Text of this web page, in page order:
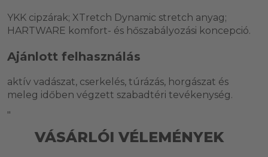
YKK cipzárak; XTretch Dynamic stretch anyag;
HARTWARE komfort- és hőszabályozási koncepció.
Ajánlott felhasználás
aktív vadászat, cserkelés, túrázás, horgászat és
meleg időben végzett szabadtéri tevékenység.
"
VÁSÁRLÓI VÉLEMÉNYEK